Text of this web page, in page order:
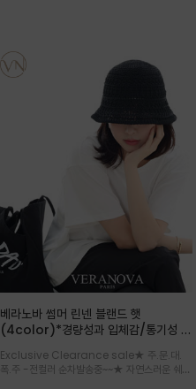
베라노바 썸머 린넨 블랜드 햇
(4color)*경량성과 입체감/통기성 좋
쾌적하게 착용/ 뒷트임 있어서 헤어스타
일링에도 편하게 쓰실수 있습니다
Exclusive Clearance sale★ 주.문.대.
폭.주 -전컬러 순차발송중~~★ 자연스러운 쉐입